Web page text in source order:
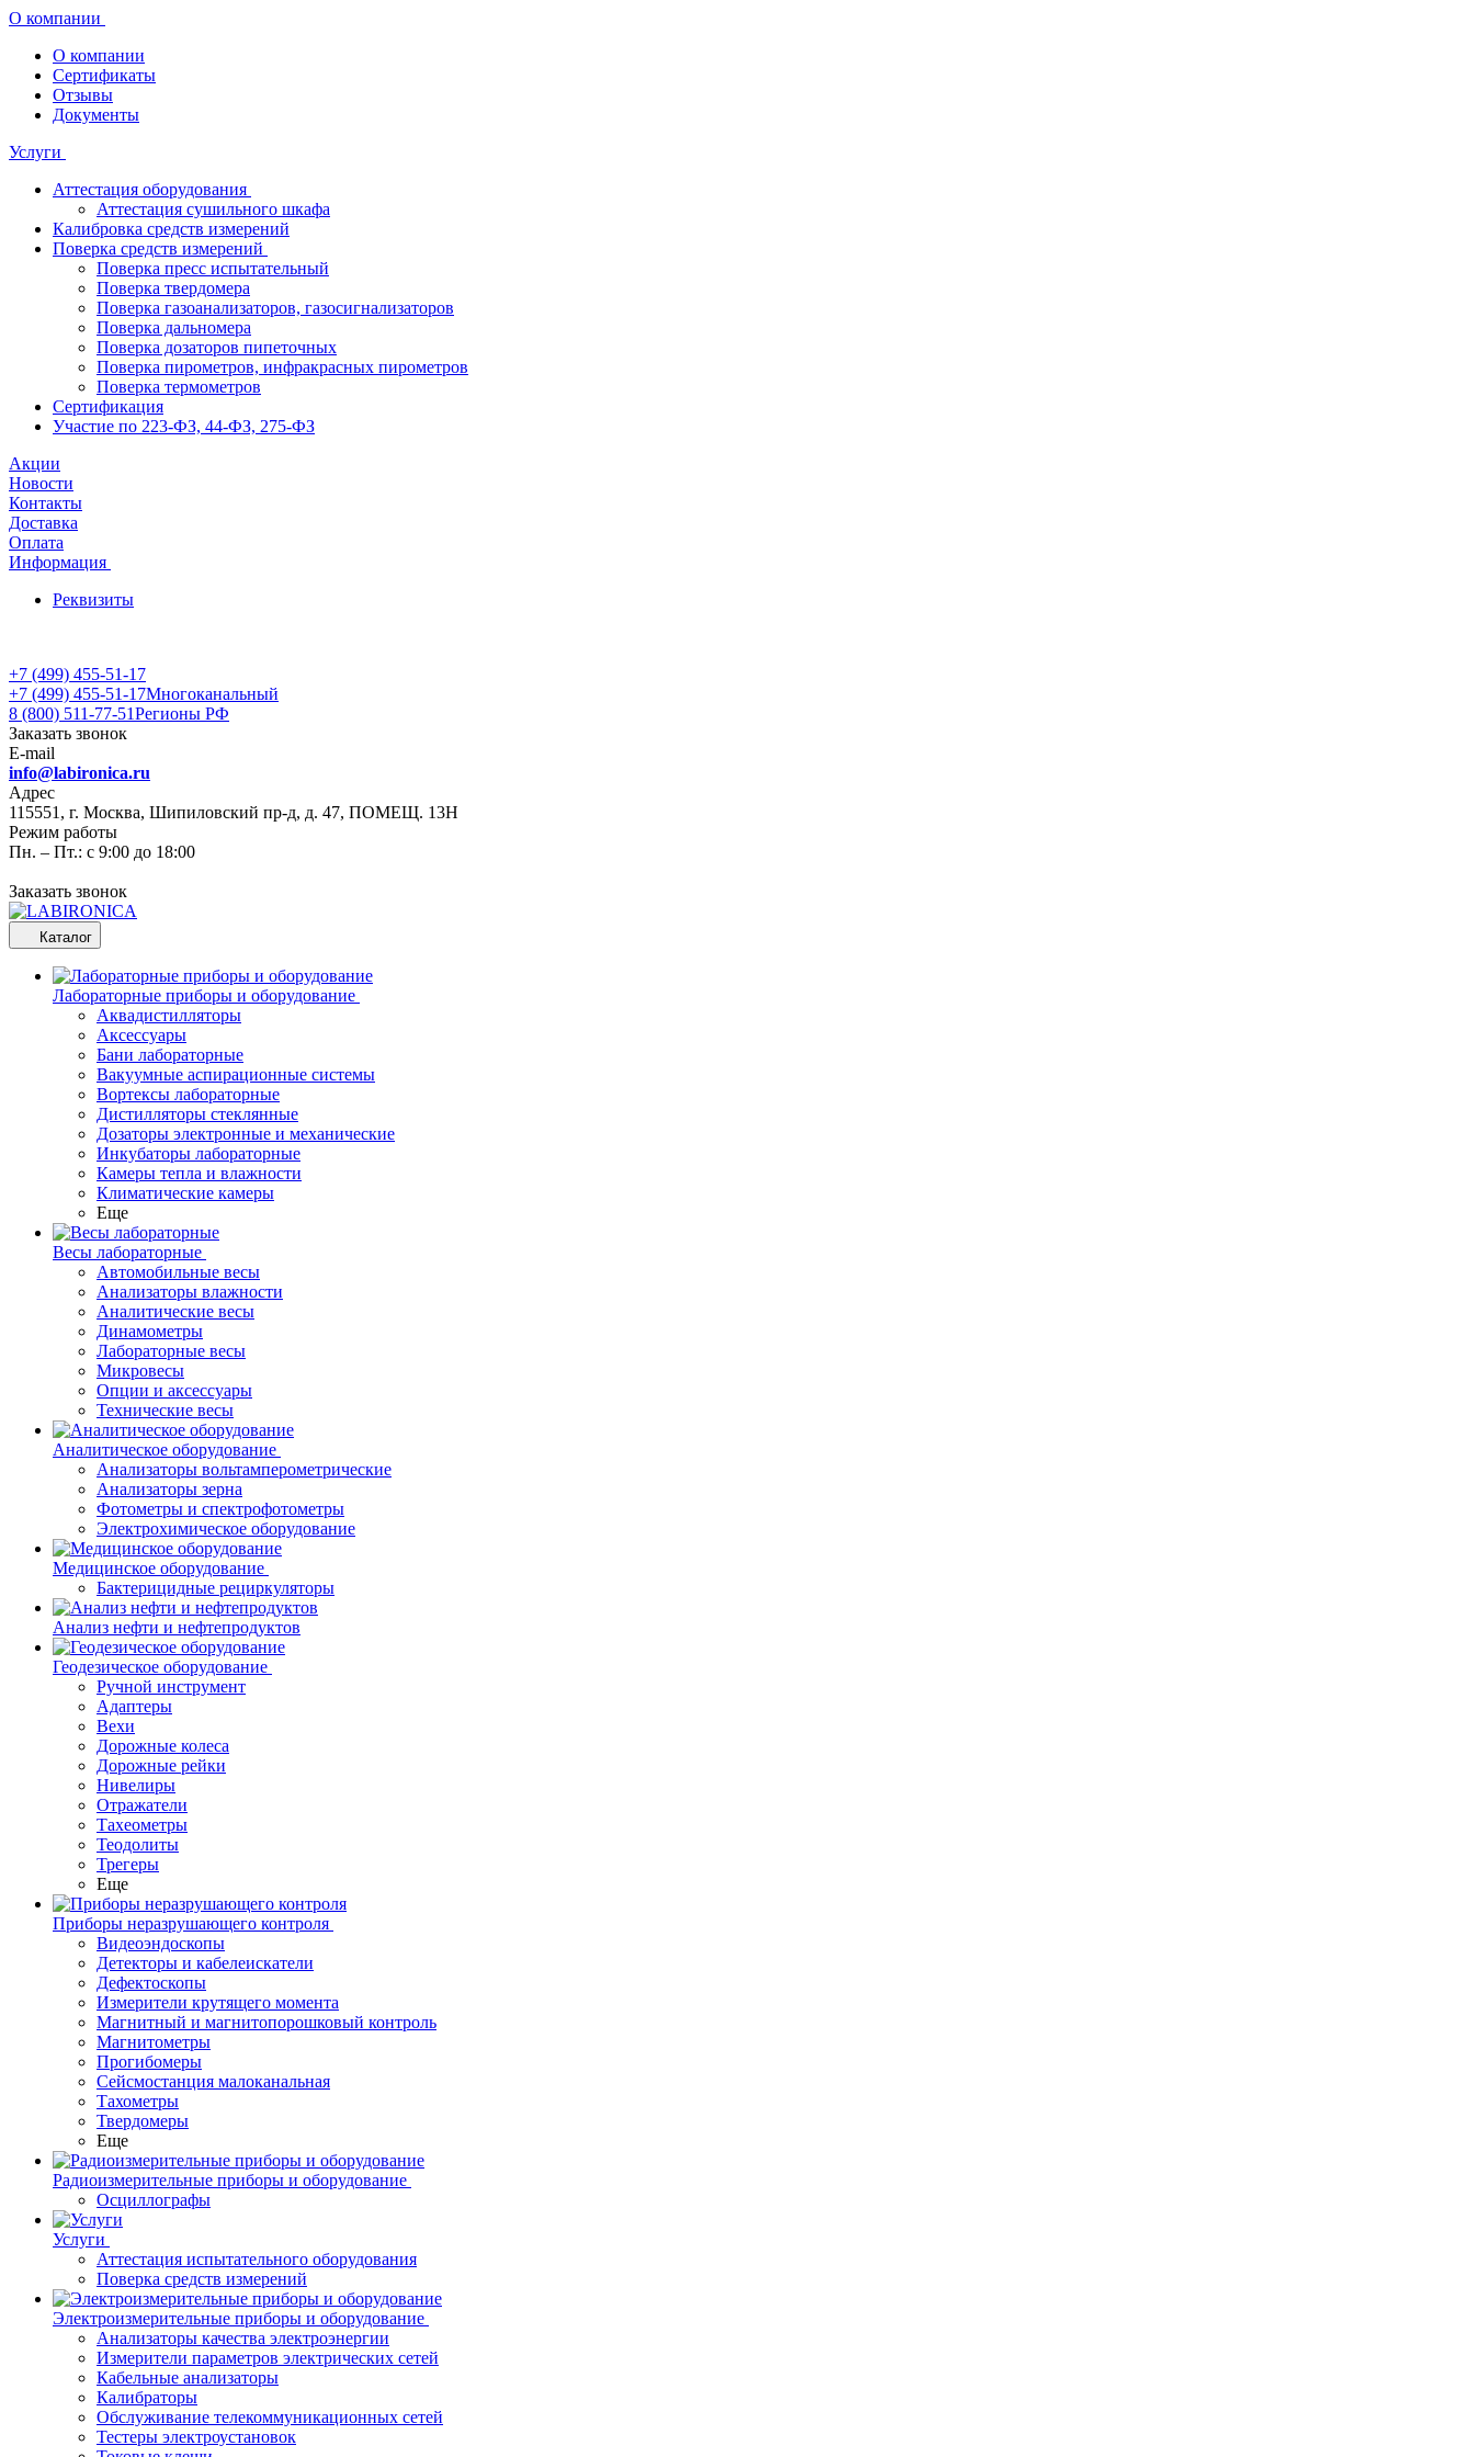
О компании
О компании
Сертификаты
Отзывы
Документы
Услуги
Аттестация оборудования
Аттестация сушильного шкафа
Калибровка средств измерений
Поверка средств измерений
Поверка пресс испытательный
Поверка твердомера
Поверка газоанализаторов, газосигнализаторов
Поверка дальномера
Поверка дозаторов пипеточных
Поверка пирометров, инфракрасных пирометров
Поверка термометров
Сертификация
Участие по 223-ФЗ, 44-ФЗ, 275-ФЗ
Акции
Новости
Контакты
Доставка
Оплата
Информация
Реквизиты
+7 (499) 455-51-17
+7 (499) 455-51-17Многоканальный
8 (800) 511-77-51Регионы РФ
Заказать звонок
E-mail
info@labironica.ru
Адрес
115551, г. Москва, Шипиловский пр-д, д. 47, ПОМЕЩ. 13Н
Режим работы
Пн. – Пт.: с 9:00 до 18:00
Заказать звонок
Каталог
Лабораторные приборы и оборудование
Аквадистилляторы
Аксессуары
Бани лабораторные
Вакуумные аспирационные системы
Вортексы лабораторные
Дистилляторы стеклянные
Дозаторы электронные и механические
Инкубаторы лабораторные
Камеры тепла и влажности
Климатические камеры
Еще
Весы лабораторные
Автомобильные весы
Анализаторы влажности
Аналитические весы
Динамометры
Лабораторные весы
Микровесы
Опции и аксессуары
Технические весы
Аналитическое оборудование
Анализаторы вольтамперометрические
Анализаторы зерна
Фотометры и спектрофотометры
Электрохимическое оборудование
Медицинское оборудование
Бактерицидные рециркуляторы
Анализ нефти и нефтепродуктов
Геодезическое оборудование
Ручной инструмент
Адаптеры
Вехи
Дорожные колеса
Дорожные рейки
Нивелиры
Отражатели
Тахеометры
Теодолиты
Трегеры
Еще
Приборы неразрушающего контроля
Видеоэндоскопы
Детекторы и кабелеискатели
Дефектоскопы
Измерители крутящего момента
Магнитный и магнитопорошковый контроль
Магнитометры
Прогибомеры
Сейсмостанция малоканальная
Тахометры
Твердомеры
Еще
Радиоизмерительные приборы и оборудование
Осциллографы
Услуги
Аттестация испытательного оборудования
Поверка средств измерений
Электроизмерительные приборы и оборудование
Анализаторы качества электроэнергии
Измерители параметров электрических сетей
Кабельные анализаторы
Калибраторы
Обслуживание телекоммуникационных сетей
Тестеры электроустановок